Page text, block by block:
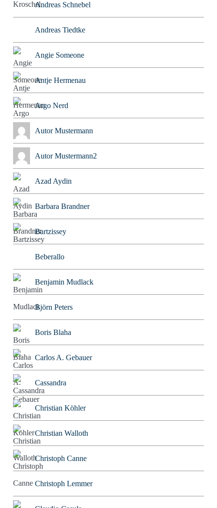
Andreas Schnebel
Andreas Tiedtke
Angie Someone
Antje Hermenau
Argo Nerd
Autor Mustermann
Autor Mustermann2
Azad Aydin
Barbara Brandner
Bartzissey
Beberallo
Benjamin Mudlack
Björn Peters
Boris Blaha
Carlos A. Gebauer
Cassandra
Christian Köhler
Christian Walloth
Christoph Canne
Christoph Lemmer